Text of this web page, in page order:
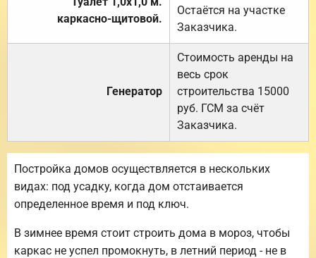
каркасно-щитовой.
Остаётся на участке
Заказчика.
Генератор
Стоимость аренды на
весь срок
строительства 15000
руб. ГСМ за счёт
Заказчика.
Постройка домов осуществляется в нескольких
видах: под усадку, когда дом отстаивается
определенное время и под ключ.
В зимнее время стоит строить дома в мороз, чтобы
каркас не успел промокнуть, в летний период - не в